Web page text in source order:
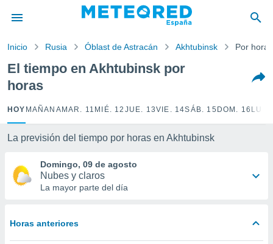
por
para
la
calidad.
a este
las
y
forma
basada
Inicio Rusia Óblast de Astracán Akhtubinsk Por horas
El tiempo en Akhtubinsk por
horas
HOY MAÑANA MAR. 11 MIÉ. 12 JUE. 13VIE. 14SÁB. 15 DOM. 16
La previsión del tiempo por horas en Akhtubinsk
Domingo, 09 de agosto
Nubes y claros
La mayor parte del día
Horas anteriores